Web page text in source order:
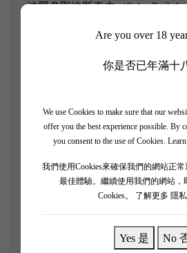
Are you over 18
你是否已年滿十
We use Cookies to make sure that our
offer you the best experience possible. By
you consent to the use of Cookies.
我們使用Cookies來確保我們的網站正
最佳體驗。繼續使用我們的網站，
Cookies。
了解更多 隱
Yes 是 No
波爾多聖埃斯泰夫（Saint-
力主理，質素絕對有保證！2013
子、櫻桃、花香同淡淡嘅雪松木
酸度非常開胃，入口極之順滑解
名莊酒，唔需要醒酒，即開即飲
雞或者簡單嘅意粉，百搭又好飲